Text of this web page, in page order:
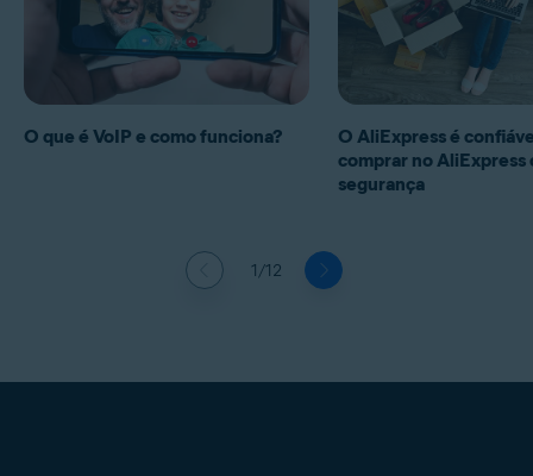
1/12
O que é VoIP e como funciona?
O AliExpress é
comprar no AliExpress
segurança